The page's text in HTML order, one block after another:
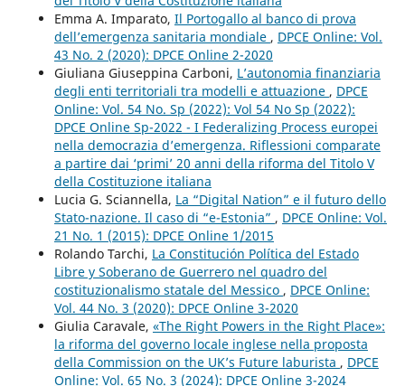
Emma A. Imparato, Il Portogallo al banco di prova
dell’emergenza sanitaria mondiale , DPCE Online: Vol.
43 No. 2 (2020): DPCE Online 2-2020
Giuliana Giuseppina Carboni, L’autonomia finanziaria
degli enti territoriali tra modelli e attuazione , DPCE
Online: Vol. 54 No. Sp (2022): Vol 54 No Sp (2022):
DPCE Online Sp-2022 - I Federalizing Process europei
nella democrazia d’emergenza. Riflessioni comparate
a partire dai ‘primi’ 20 anni della riforma del Titolo V
della Costituzione italiana
Lucia G. Sciannella, La “Digital Nation” e il futuro dello
Stato-nazione. Il caso di “e-Estonia” , DPCE Online: Vol.
21 No. 1 (2015): DPCE Online 1/2015
Rolando Tarchi, La Constitución Política del Estado
Libre y Soberano de Guerrero nel quadro del
costituzionalismo statale del Messico , DPCE Online:
Vol. 44 No. 3 (2020): DPCE Online 3-2020
Giulia Caravale, «The Right Powers in the Right Place»:
la riforma del governo locale inglese nella proposta
della Commission on the UK’s Future laburista , DPCE
Online: Vol. 65 No. 3 (2024): DPCE Online 3-2024